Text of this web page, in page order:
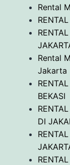
Rental
Rental
Jakarta
BEKASI
DI